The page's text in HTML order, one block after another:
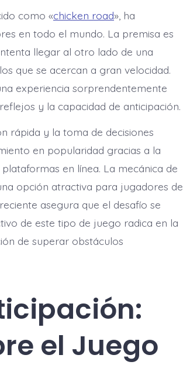
como «chicken road», ha
en todo el mundo. La premisa es
llegar al otro lado de una
que se acercan a gran velocidad.
experiencia sorprendentemente
y la capacidad de anticipación.
rápida y la toma de decisiones
en popularidad gracias a la
en línea. La mecánica de
opción atractiva para jugadores de
asegura que el desafío se
de este tipo de juego radica en la
de superar obstáculos
el Juego